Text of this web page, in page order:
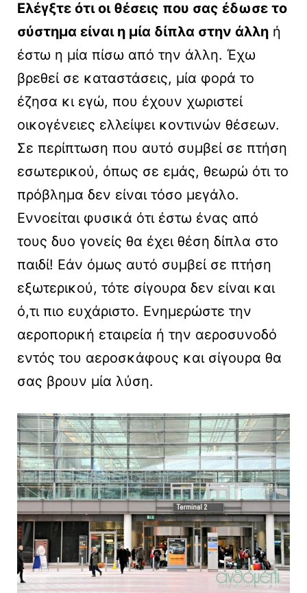
Ελέγξτε ότι οι θέσεις που σας έδωσε το
σύστημα είναι η μία δίπλα στην άλλη ή
έστω η μία πίσω από την άλλη. Έχω
βρεθεί σε καταστάσεις, μία φορά το
έζησα κι εγώ, που έχουν χωριστεί
οικογένειες ελλείψει κοντινών θέσεων.
Σε περίπτωση που αυτό συμβεί σε πτήση
εσωτερικού, όπως σε εμάς, θεωρώ ότι το
πρόβλημα δεν είναι τόσο μεγάλο.
Εννοείται φυσικά ότι έστω ένας από
τους δυο γονείς θα έχει θέση δίπλα στο
παιδί! Εάν όμως αυτό συμβεί σε πτήση
εξωτερικού, τότε σίγουρα δεν είναι και
ό,τι πιο ευχάριστο. Ενημερώστε την
αεροπορική εταιρεία ή την αεροσυνοδό
εντός του αεροσκάφους και σίγουρα θα
σας βρουν μία λύση.